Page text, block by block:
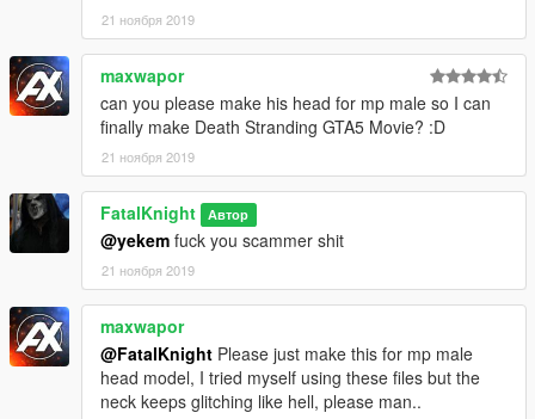
21 ноября 2019
maxwapor
can you please make his head for mp male so I can
finally make Death Stranding GTA5 Movie? :D
21 ноября 2019
FatalKnight Автор
@yekem fuck you scammer shit
21 ноября 2019
maxwapor
@FatalKnight Please just make this for mp male
head model, I tried myself using these files but the
neck keeps glitching like hell, please man..